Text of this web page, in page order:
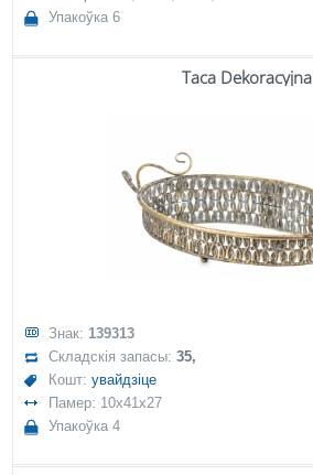
Упакоўка 6
Taca Dekoracyjna
Знак: 139313
Складскія запасы:35,
Кошт:увайдзіце
Памер: 10x41x27
Упакоўка 4